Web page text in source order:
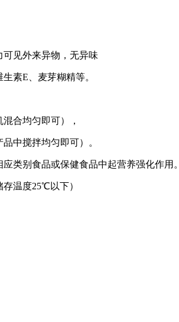
见外来异物，无异味
素E、麦芽糊精等。
合均匀即可），
中搅拌均匀即可）。
类别食品或保健食品中起营养强化作用。
温度25℃以下）